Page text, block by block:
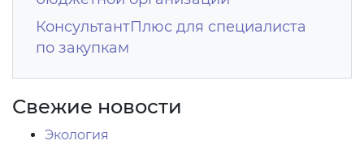
КонсультантПлюс для специалиста
по закупкам
Свежие новости
Экология